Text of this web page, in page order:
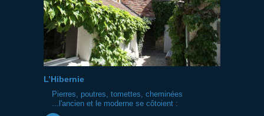
L’Hibernie
Pierres, poutres, tomettes, cheminées
...l'ancien et le moderne se côtoient :